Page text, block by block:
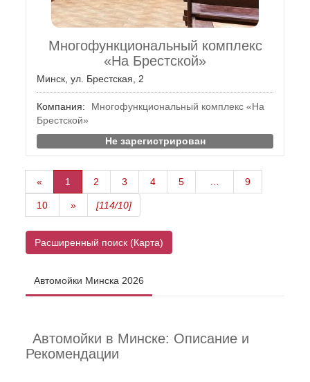
Многофункциональный комплекс
«На Брестской»
Минск, ул. Брестская, 2
Компания:
Многофункциональный комплекс «На
Брестской»
Не зарегистрирован
« 1 2 3 4 5 … 9
10 » [114/10]
Расширенный поиск (Карта)
Автомойки Минска 2026
Автомойки в Минске: Описание и
Рекомендации